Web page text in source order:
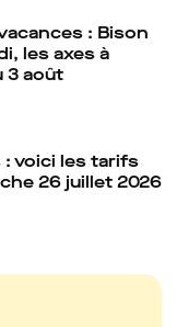
: Bison
les axes à
3 août
voici les tarifs
26 juillet 2026